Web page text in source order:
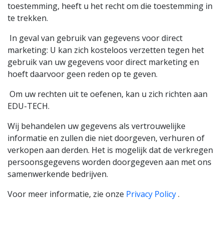
toestemming, heeft u het recht om die toestemming in
te trekken.
In geval van gebruik van gegevens voor direct
marketing: U kan zich kosteloos verzetten tegen het
gebruik van uw gegevens voor direct marketing en
hoeft daarvoor geen reden op te geven.
Om uw rechten uit te oefenen, kan u zich richten aan
EDU-TECH.
Wij behandelen uw gegevens als vertrouwelijke
informatie en zullen die niet doorgeven, verhuren of
verkopen aan derden. Het is mogelijk dat de verkregen
persoonsgegevens worden doorgegeven aan met ons
samenwerkende bedrijven.
Voor meer informatie, zie onze Privacy Policy.